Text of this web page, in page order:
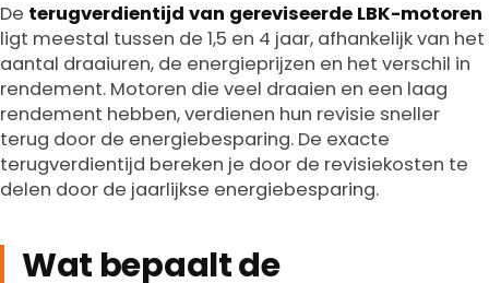
De terugverdientijd van gereviseerde LBK-motoren
ligt meestal tussen de 1,5 en 4 jaar, afhankelijk van het
aantal draaiuren, de energieprijzen en het verschil in
rendement. Motoren die veel draaien en een laag
rendement hebben, verdienen hun revisie sneller
terug door de energiebesparing. De exacte
terugverdientijd bereken je door de revisiekosten te
delen door de jaarlijkse energiebesparing.
Wat bepaalt de